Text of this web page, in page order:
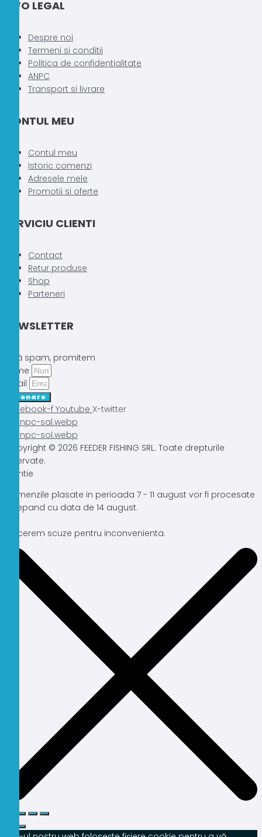
INFO LEGAL
Despre noi
Termeni si conditii
Politica de confidentialitate
ANPC
Transport si livrare
CONTUL MEU
Contul meu
Istoric comenzi
Adresele mele
Promotii si oferte
SERVICIU CLIENTI
Contact
Retur produse
Shop
Parteneri
NEWSLETTER
Fără spam, promitem
Nume
Email
Abonare
Facebook-f Youtube X-twitter
Copyright © 2026 FEEDER FISHING SRL. Toate drepturile
rezervate.
Atentie
Comenzile plasate in perioada 7 - 11 august vor fi procesate
incepand cu data de 14 august.
Ne cerem scuze pentru inconvenienta.